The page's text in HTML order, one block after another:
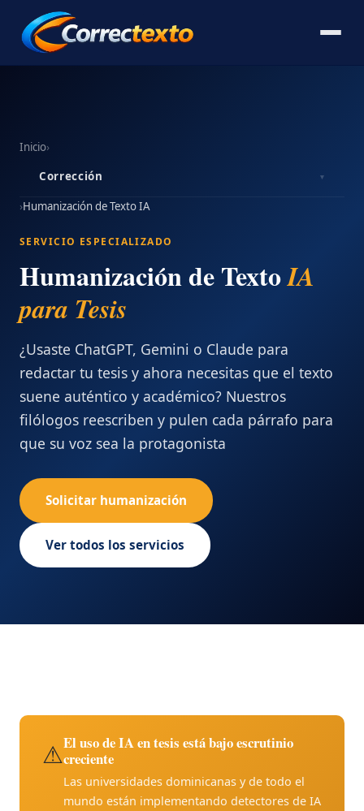
Inicio›
Corrección
▾
›Humanización de Texto IA
SERVICIO ESPECIALIZADO
Humanización de TextoIA
para Tesis
¿Usaste ChatGPT, Gemini o Claude para
redactar tu tesis y ahora necesitas que el texto
suene auténtico y académico? Nuestros
filólogos reescriben y pulen cada párrafo para
que su voz sea la protagonista
Solicitar humanización
Ver todos los servicios
⚠El uso de IA en tesis está bajo escrutinio
creciente
Las universidades dominicanas y de todo el
mundo están implementando detectores de IA